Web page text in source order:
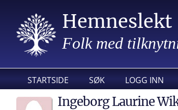
Hemneslekt
Folk med
STARTSIDE SØK LOGG INN
Ingeborg Laurine